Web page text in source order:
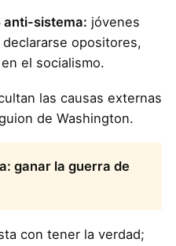
anti-sistema: jóvenes
opositores,
el socialismo.
las causas externas
de Washington.
ganar la guerra de
con tener la verdad;